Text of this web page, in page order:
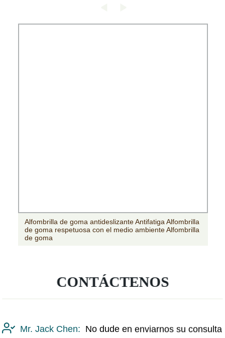
Alfombrilla de goma antideslizante Antifatiga Alfombrilla
de goma respetuosa con el medio ambiente Alfombrilla
de goma
CONTÁCTENOS
Mr. Jack Chen: No dude en enviarnos su consulta